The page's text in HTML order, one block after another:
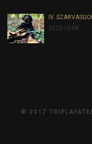
IV.
2022-10-08
© 2017